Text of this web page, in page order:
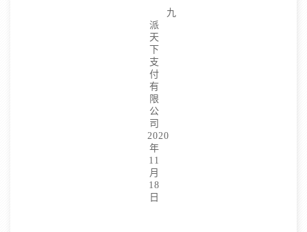
九
派
天
下
支
付
有
限
公
司
2020
年
11
月
18
日